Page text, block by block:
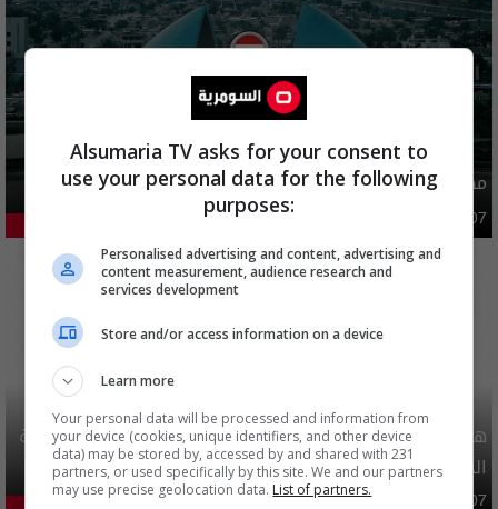
مصدر يوضح ما حصل في بغداد ليلة امس وفجر اليوم
03:02 | 2026-08-07
هيئة الحج تصدر قرارا يخص "لم الشمل" وتعديل استمارة قرعة
الحج
06:40 | 2026-08-07
Alsumaria TV asks for your consent to
use your personal data for the following
purposes:
Personalised advertising and content, advertising and
content measurement, audience research and
services development
Store and/or access information on a device
Learn more
Your personal data will be processed and information from
your device (cookies, unique identifiers, and other device
data) may be stored by, accessed by and shared with 231
partners, or used specifically by this site. We and our partners
may use precise geolocation data. List of partners.